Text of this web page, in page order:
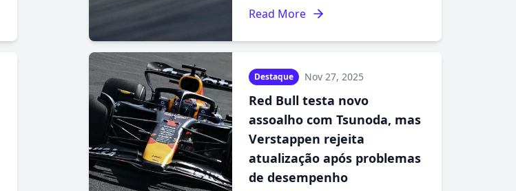
Read More
Destaque Nov 27, 2025
Red Bull testa novo
assoalho com Tsunoda, mas
Verstappen rejeita
atualização após problemas
de desempenho